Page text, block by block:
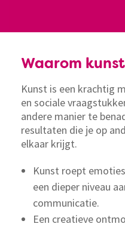
Waarom
Kunst is een krachtig
en sociale
andere manier te
resultaten die je op
elkaar krijgt.
Kunst roept
een dieper niveau
communicatie.
Een creatieve